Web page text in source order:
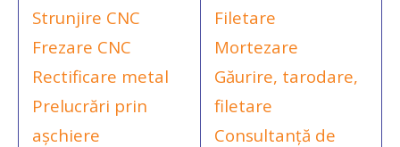
Strunjire CNC
Frezare CNC
Rectificare metal
Prelucrări prin
așchiere
Filetare
Mortezare
Găurire, tarodare,
filetare
Consultanță de